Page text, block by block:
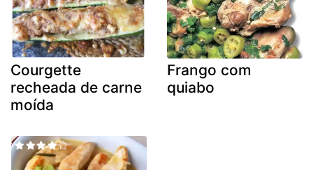
Courgette
recheada de carne
moída
Frango com
quiabo